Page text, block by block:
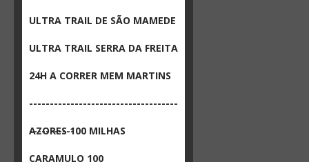
ULTRA TRAIL DE SÃO MAMEDE
ULTRA TRAIL SERRA DA FREITA
24H A CORRER MEM MARTINS
------------------------------------
-----------
AZORES 100 MILHAS
CARAMULO 100